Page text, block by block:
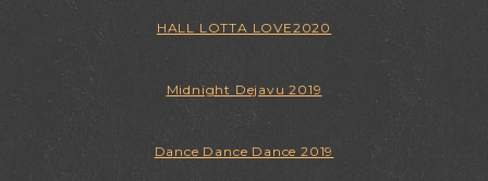
HALL LOTTA LOVE2020
Midnight Dejavu 2019
Dance Dance Dance 2019